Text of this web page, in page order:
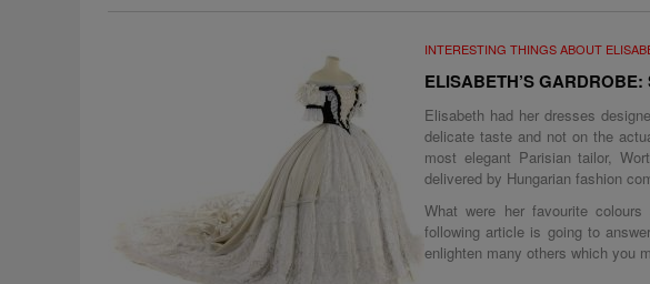
INTERESTING THINGS ABOUT
ELISABETH’S
Elisabeth had her dresses
delicate taste and not on the
most elegant Parisian tailor,
delivered by Hungarian fashion
What were her favourite
following article is going to
enlighten many others which you